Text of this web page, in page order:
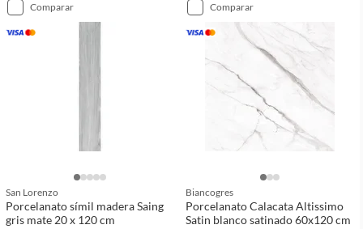
comparar
San Lorenzo
Porcelanato símil madera Saing
gris mate 20 x 120 cm
comparar
Biancogres
Porcelanato Calacata Altissimo
Satin blanco satinado 60x120 cm